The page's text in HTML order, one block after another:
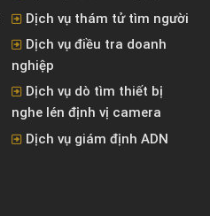
Dịch vụ thám tử tìm người
Dịch vụ điều tra doanh
nghiệp
Dịch vụ dò tìm thiết bị
nghe lén định vị camera
Dịch vụ giám định ADN